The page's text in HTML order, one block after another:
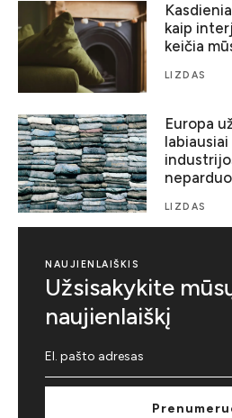
kaip
keičia
LIZDAS
Europa
LIZDAS
NAUJIENLAIŠKIS
Užsisakykite
naujienlaiškį